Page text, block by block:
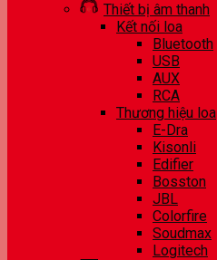
Thiết bị âm thanh
Kết nối loa
Bluetooth
USB
AUX
RCA
Thương hiệu loa
E-Dra
Kisonli
Edifier
Bosston
JBL
Colorfire
Soudmax
Logitech